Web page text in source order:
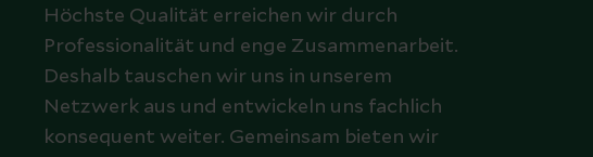
Höchste Qualität erreichen wir durch
Professionalität und enge Zusammenarbeit.
Deshalb tauschen wir uns in unserem
Netzwerk aus und entwickeln uns fachlich
konsequent weiter. Gemeinsam bieten wir